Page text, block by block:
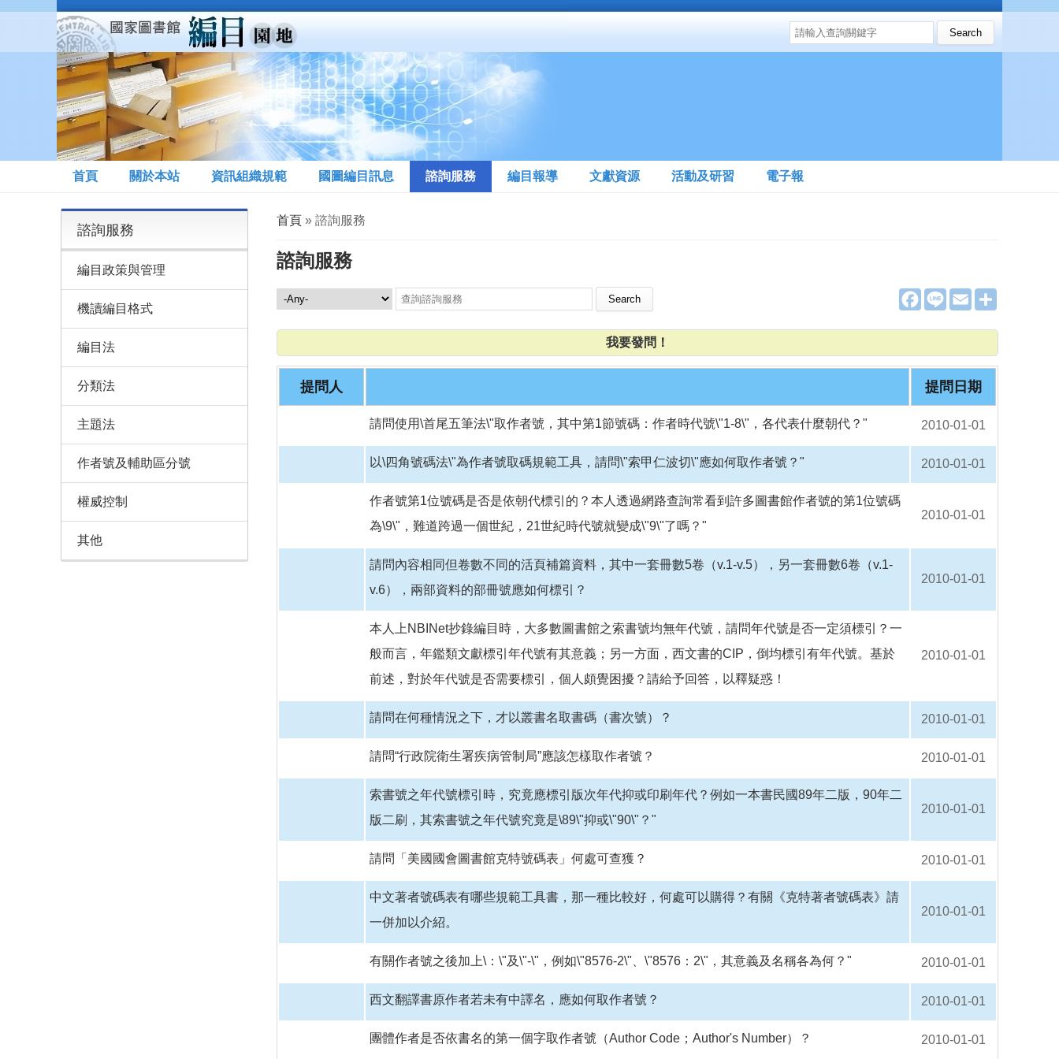
移至主內容
搜尋表單
Search this site
首頁 關於本站 資訊組織規範 國圖編目訊息 諮詢服務 編目報導 文獻資源 活動及研習 電子報
您在這裡
首頁» 諮詢服務
諮詢服務
F
a
e
o
o
k
L
e
E
m
i
諮詢服務 Search this site
我要發問！
提問人 提問日期
請問使用\首尾五筆法\"取作者號，其中第1節號碼：作者時代號\"1-8\"，各代表什麼朝代？" 2010-01-01
以\四角號碼法\"為作者號取碼規範工具，請問\"索甲仁波切\"應如何取作者號？" 2010-01-01
作者號第1位號碼是否是依朝代標引的？本人透過網路查詢常看到許多圖書館作者號的第1位號碼
為\9\"，難道跨過一個世紀，21世紀時代號就變成\"9\"了嗎？"
2010-01-01
請問內容相同但卷數不同的活頁補篇資料，其中一套冊數5卷（v.1-v.5），另一套冊數6卷（v.1-
v.6），兩部資料的部冊號應如何標引？
2010-01-01
本人上NBINet抄錄編目時，大多數圖書館之索書號均無年代號，請問年代號是否一定須標引？一
般而言，年鑑類文獻標引年代號有其意義；另一方面，西文書的CIP，倒均標引有年代號。基於
前述，對於年代號是否需要標引，個人頗覺困擾？請給予回答，以釋疑惑！
2010-01-01
請問在何種情況之下，才以叢書名取書碼（書次號）？ 2010-01-01
請問“行政院衛生署疾病管制局”應該怎樣取作者號？ 2010-01-01
索書號之年代號標引時，究竟應標引版次年代抑或印刷年代？例如一本書民國89年二版，90年二
版二刷，其索書號之年代號究竟是\89\"抑或\"90\"？"
2010-01-01
請問「美國國會圖書館克特號碼表」何處可查獲？ 2010-01-01
中文著者號碼表有哪些規範工具書，那一種比較好，何處可以購得？有關《克特著者號碼表》請
一併加以介紹。
2010-01-01
有關作者號之後加上\：\"及\"-\"，例如\"8576-2\"、\"8576：2\"，其意義及名稱各為何？" 2010-01-01
西文翻譯書原作者若未有中譯名，應如何取作者號？ 2010-01-01
團體作者是否依書名的第一個字取作者號（Author Code；Author's Number）？ 2010-01-01
諮詢服務
編目政策與管理
機讀編目格式
編目法
分類法
主題法
作者號及輔助區分號
權威控制
其他